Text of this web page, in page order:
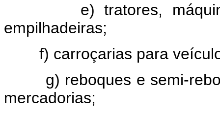
e) tratores,
empilhadeiras;
f) carroçarias para
g) reboques e semi-
mercadorias;